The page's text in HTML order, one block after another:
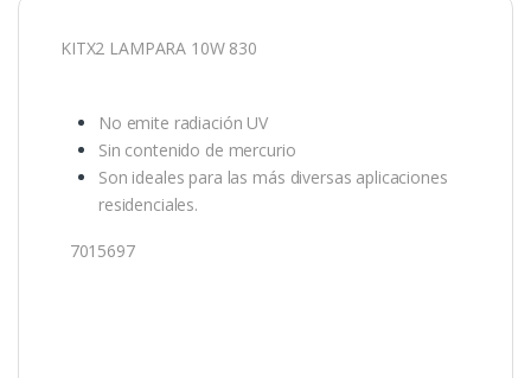
KITX2 LAMPARA 10W 830
No emite radiación UV
Sin contenido de mercurio
Son ideales para las más diversas aplicaciones
residenciales.
7015697